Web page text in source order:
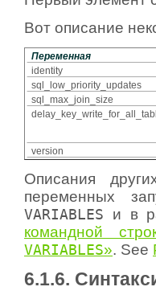
Вот описание
Переменная
identity
sql_low_priority_updates
sql_max_join_size
version
Описания
переменных
VARIABLES и в
командной
VARIABLES». See
6.1.6.